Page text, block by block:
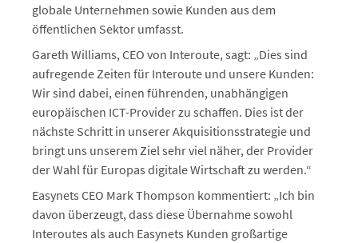
globale Unternehmen sowie Kunden aus dem
öffentlichen Sektor umfasst.
Gareth Williams, CEO von Interoute, sagt: „Dies sind
aufregende Zeiten für Interoute und unsere Kunden:
Wir sind dabei, einen führenden, unabhängigen
europäischen ICT-Provider zu schaffen. Dies ist der
nächste Schritt in unserer Akquisitionsstrategie und
bringt uns unserem Ziel sehr viel näher, der Provider
der Wahl für Europas digitale Wirtschaft zu werden.“
Easynets CEO Mark Thompson kommentiert: „Ich bin
davon überzeugt, dass diese Übernahme sowohl
Interoutes als auch Easynets Kunden großartige